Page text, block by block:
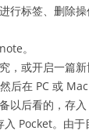
行标签、删除操
。
，或开启一篇
后在 PC 或
以后看的，存
Pocket。由